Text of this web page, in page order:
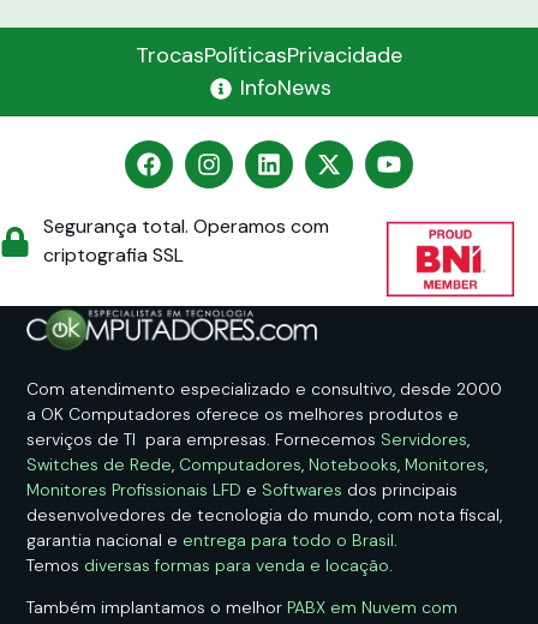
TrocasPolíticasPrivacidade
InfoNews
Segurança total. Operamos com
criptografia SSL
Com atendimento especializado e consultivo, desde 2000
a OK Computadores oferece os melhores produtos e
serviços de TI para empresas. Fornecemos Servidores,
Switches de Rede, Computadores, Notebooks, Monitores,
Monitores Profissionais LFD e Softwares dos principais
desenvolvedores de tecnologia do mundo, com nota fiscal,
garantia nacional e entrega para todo o Brasil.
Temos diversas formas para venda e locação.
Também implantamos o melhor PABX em Nuvem com